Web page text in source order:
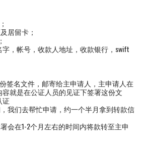
居留卡；
，帐号，收款人地址，收款银行，swift
签名文件，邮寄给主申请人，主申请人在
就是在公证人员的见证下签署这份文
证
我们去帮忙申请，约一个半月拿到转款信
会在1-2个月左右的时间内将款转至主申